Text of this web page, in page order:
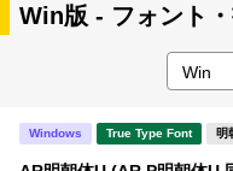
年間ライセンス商品
フォント形式
Win版 - フォント
Windows True Type Font 明